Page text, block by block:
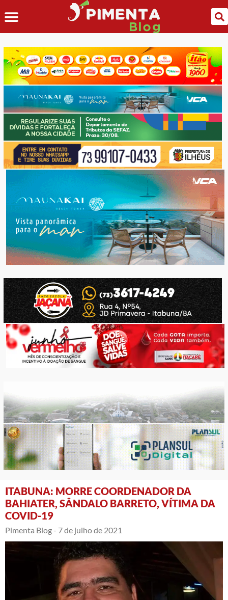
ITABUNA: MORRE COORDENADOR DA
BAHIATER, SÂNDALO BARRETO, VÍTIMA DA
COVID-19
Pimenta Blog - 7 de julho de 2021